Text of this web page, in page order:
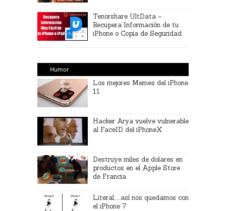
Tenorshare UltData –
Recupera Información de tu
iPhone o Copia de Seguridad
Humor
Los mejores Memes del iPhone
11
Hacker Arya vuelve vulnerable
al FaceID del iPhoneX
Destruye miles de dolares en
productos en el Apple Store
de Francia
Literal…así nos quedamos con
el iPhone 7